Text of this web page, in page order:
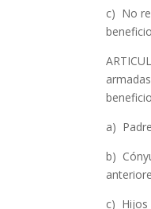
c) No
a)
b)
c) Hijos